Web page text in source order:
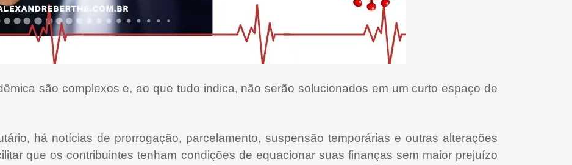
são complexos e, ao que tudo indica, não serão solucionados em um curto espaço de
há notícias de prorrogação, parcelamento, suspensão temporárias e outras alterações
que os contribuintes tenham condições de equacionar suas finanças sem maior prejuízo